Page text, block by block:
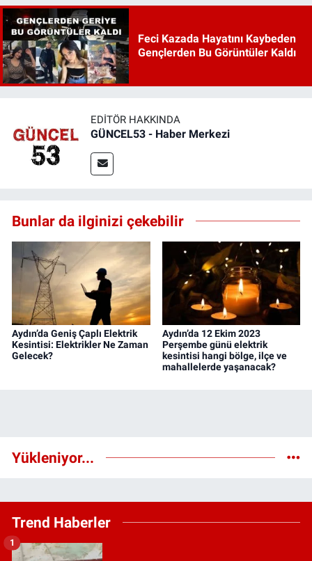
Feci Kazada Hayatını Kaybeden
Gençlerden Bu Görüntüler Kaldı
EDITÖR HAKKINDA
GÜNCEL53 - Haber Merkezi
Bunlar da ilginizi çekebilir
Aydın’da Geniş Çaplı Elektrik
Kesintisi: Elektrikler Ne Zaman
Gelecek?
Aydın’da 12 Ekim 2023
Perşembe günü elektrik
kesintisi hangi bölge, ilçe ve
mahallelerde yaşanacak?
Yükleniyor...
Trend Haberler
1